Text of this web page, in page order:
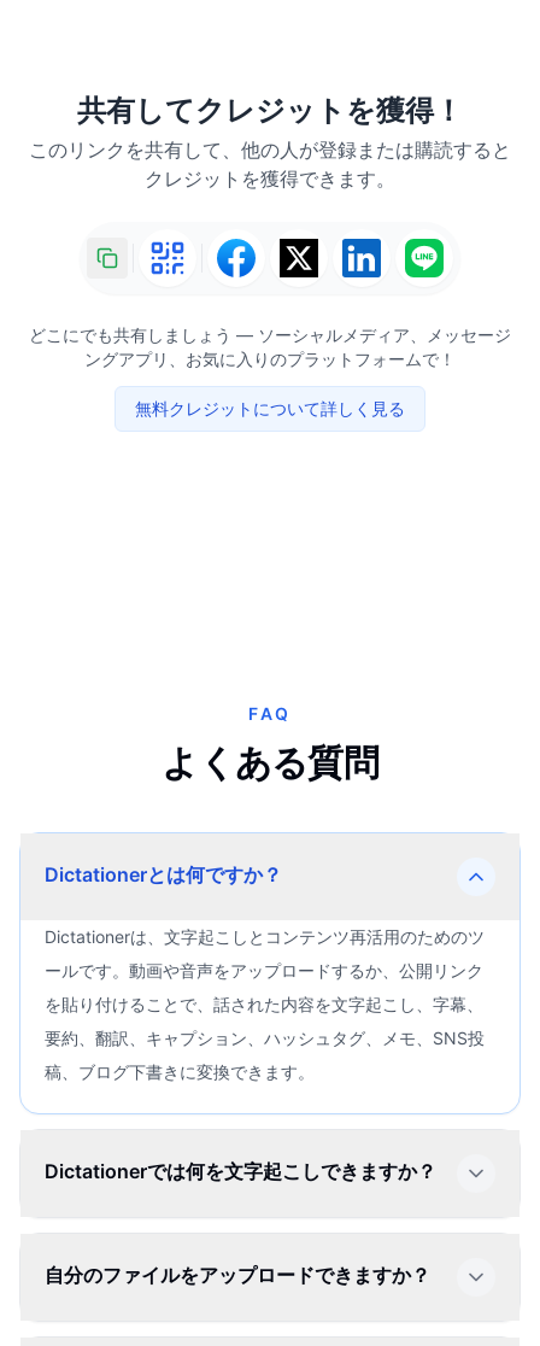
共有してクレジットを獲得！
このリンクを共有して、他の人が登録または購読すると
クレジットを獲得できます。
どこにでも共有しましょう ― ソーシャルメディア、メッセージ
ングアプリ、お気に入りのプラットフォームで！
無料クレジットについて詳しく見る
FAQ
よくある質問
Dictationerとは何ですか？
Dictationerは、文字起こしとコンテンツ再活用のためのツ
ールです。動画や音声をアップロードするか、公開リンク
を貼り付けることで、話された内容を文字起こし、字幕、
要約、翻訳、キャプション、ハッシュタグ、メモ、SNS投
稿、ブログ下書きに変換できます。
Dictationerでは何を文字起こしできますか？
自分のファイルをアップロードできますか？